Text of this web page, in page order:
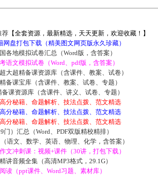
荐【全套资源，最新精选，天天更新，欢迎收藏！】
盘打包下载（精美图文网页版永久珍藏）
各地模拟试卷汇总（Word版，含答案）
语文模拟试卷（Word、pdf版，含答案）
大超精备课资源库（含课件、教案、试卷）
备课宝库（含课件、教案、试卷、专题）
课资源库（含课件、讲义、试卷、专题）
分秘籍、命题解析、技法点拨、范文精选
分秘籍、命题解析、技法点拨、范文精选
分秘籍、命题解析、技法点拨、范文精选
）汇总（Word、PDF双版精校精排）
语文、数学、英语、物理、化学，含答案）
文冲刺课：视频+课件（30讲，打包下载）
讲音频全集（高清MP3格式，29.1G）
读（ppt课件、Word习题、素材库）